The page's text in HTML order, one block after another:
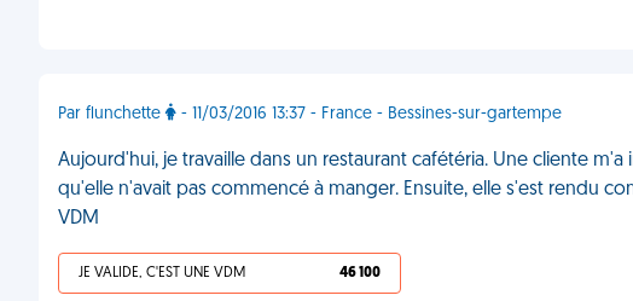
Par flunchette - 11/03/2016 13:37 - France - Bessines-sur-gartempe
Aujourd'hui, je travaille dans un restaurant cafétéria. Une cliente
qu'elle n'avait pas commencé à manger. Ensuite, elle s'est rendu
VDM
JE VALIDE, C'EST UNE VDM 46 100